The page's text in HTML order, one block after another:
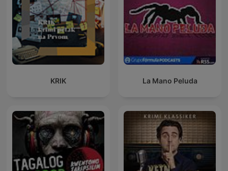
KRIK La Mano Peluda